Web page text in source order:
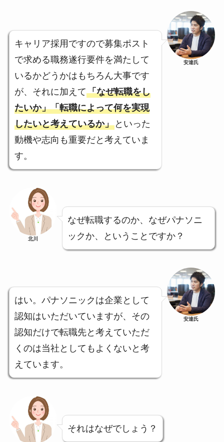
キャリア採用ですので募集ポスト
で求める職務遂行要件を満たして
いるかどうかはもちろん大事です
が、それに加えて「なぜ転職をし
たいか」「転職によって何を実現
したいと考えているか」といった
動機や志向も重要だと考えていま
す。
安達氏
北川
なぜ転職するのか、なぜパナソニ
ックか、ということですか？
はい。パナソニックは企業として
認知はいただいていますが、その
認知だけで転職先と考えていただ
くのは当社としてもよくないと考
えています。
安達氏
それはなぜでしょう？